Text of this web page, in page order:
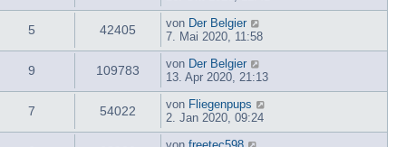
5 42405 von Der Belgier
7. Mai 2020, 11:58
9 109783 von Der Belgier
13. Apr 2020, 21:13
7 54022 von Fliegenpups
2. Jan 2020, 09:24